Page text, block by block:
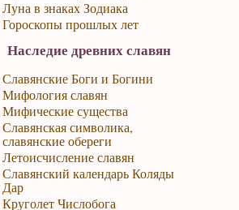
Луна в знаках Зодиака
Гороскопы прошлых лет
Наследие древних славян
Славянские Боги и Богини
Мифология славян
Мифические существа
Славянская символика,
славянские обереги
Летоисчисление славян
Славянский календарь Коляды
Дар
Круголет Числобога